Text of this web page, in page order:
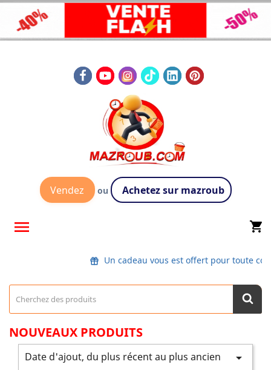
Vendez ou Achetez sur mazroub
 shopping_cart
Un cadeau vous est offert pour toute
NOUVEAUX PRODUITS
Date d'ajout, du plus récent au plus ancien 